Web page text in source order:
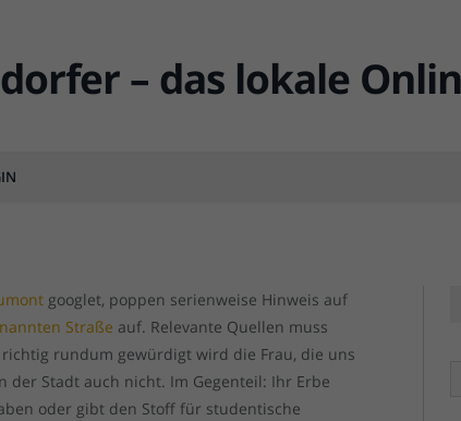
Louise Dumont, die
googlet, poppen serienweise Hinweis auf
Straße auf. Relevante Quellen muss
rundum gewürdigt wird die Frau, die uns
der Stadt auch nicht. Im Gegenteil: Ihr Erbe
oder gibt den Stoff für studentische